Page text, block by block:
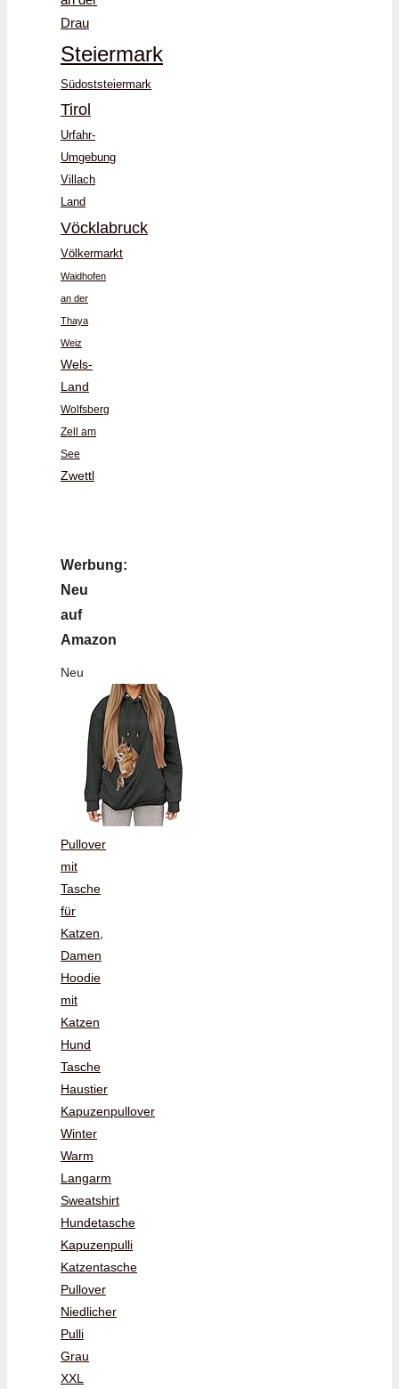
Drau
Steiermark
Südoststeiermark
Tirol
Urfahr-
Umgebung
Villach
Land
Vöcklabruck
Völkermarkt
Waidhofen
an der
Thaya
Weiz
Wels-
Land
Wolfsberg
Zell am
See
Zwettl
Werbung:
Neu
auf
Amazon
Neu
Pullover
mit
Tasche
für
Katzen,
Damen
Hoodie
mit
Katzen
Hund
Tasche
Haustier
Kapuzenpullover
Winter
Warm
Langarm
Sweatshirt
Hundetasche
Kapuzenpulli
Katzentasche
Pullover
Niedlicher
Pulli
Grau
XXL